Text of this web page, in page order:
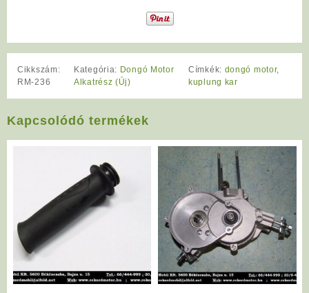
Cikkszám:
RM-236
Kategória: Dongó Motor
Alkatrész (Új)
Címkék: dongó motor,
kuplung kar
Kapcsolódó termékek